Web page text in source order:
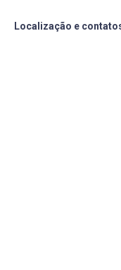
Localização e